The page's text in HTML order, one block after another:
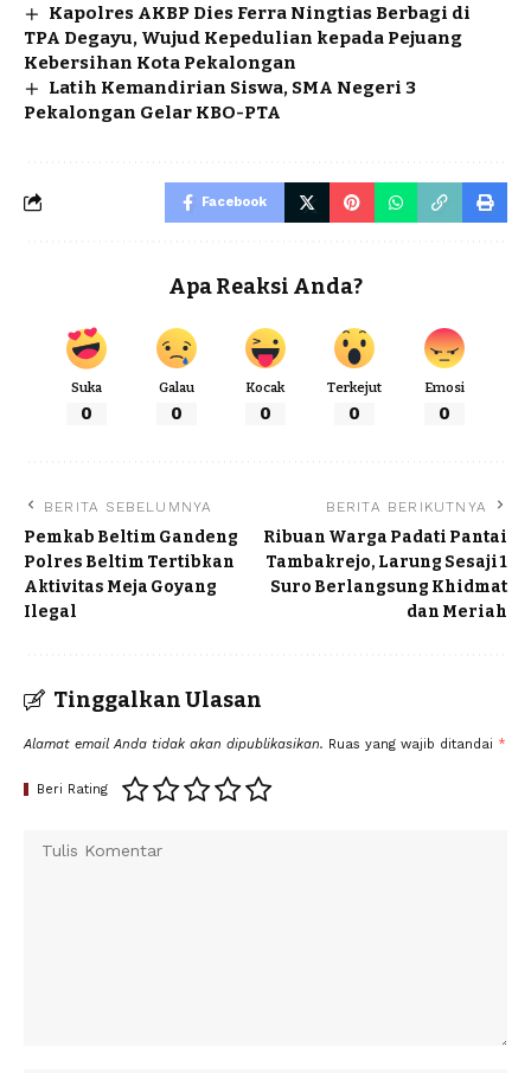
Kapolres AKBP Dies Ferra Ningtias Berbagi di
TPA Degayu, Wujud Kepedulian kepada Pejuang
Kebersihan Kota Pekalongan
Latih Kemandirian Siswa, SMA Negeri 3
Pekalongan Gelar KBO-PTA
Facebook
Apa Reaksi Anda?
Suka
0
Galau
0
Kocak
0
Terkejut
0
Emosi
0
BERITA SEBELUMNYA
Pemkab Beltim Gandeng
Polres Beltim Tertibkan
Aktivitas Meja Goyang
Ilegal
BERITA BERIKUTNYA
Ribuan Warga Padati Pantai
Tambakrejo, Larung Sesaji 1
Suro Berlangsung Khidmat
dan Meriah
Tinggalkan Ulasan
Alamat email Anda tidak akan dipublikasikan. Ruas yang wajib ditandai *
Beri Rating